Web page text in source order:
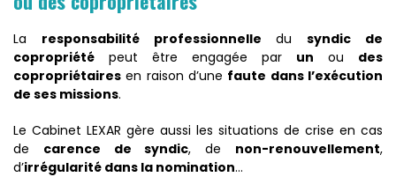
​La responsabilité professionnelle dusyndic de
copropriété peut être engagée par un ou des
copropriétaires en raison d’une faute dans l’exécution
de ses missions.
Le Cabinet LEXAR gère aussi les situations de crise en cas
de carence de syndic, de non-renouvellement,
d’irrégularité dans la nomination…